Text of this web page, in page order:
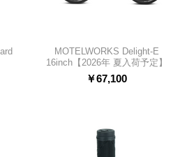
MOTELWORKS Delight-E
16inch【2026年 夏入荷予定】
￥67,100